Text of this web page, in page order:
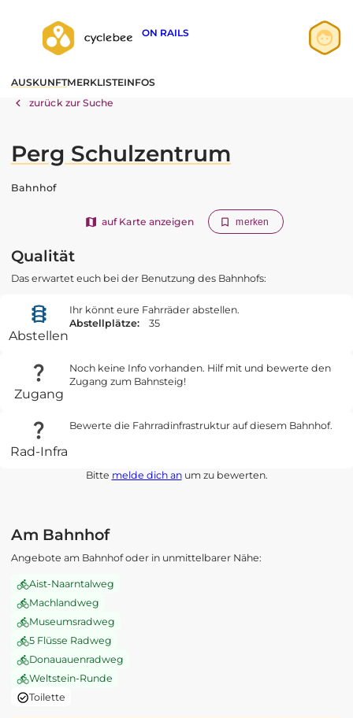
ON RAILS
AUSKUNFTMERKLISTEINFOS
zurück zur Suche
Perg Schulzentrum
Bahnhof
auf Karte anzeigen merken
Qualität
Das erwartet euch bei der Benutzung des Bahnhofs:
Abstellen
Ihr könnt eure Fahrräder abstellen.
Abstellplätze:
35
Zugang
Noch keine Info vorhanden. Hilf mit und bewerte den
Zugang zum Bahnsteig!
Rad-Infra
Bewerte die Fahrradinfrastruktur auf diesem Bahnhof.
Bitte melde dich anum zu bewerten.
Am Bahnhof
Angebote am Bahnhof oder in unmittelbarer Nähe:
Aist-Naarntalweg
Machlandweg
Museumsradweg
5 Flüsse Radweg
Donauauenradweg
Weltstein-Runde
Toilette